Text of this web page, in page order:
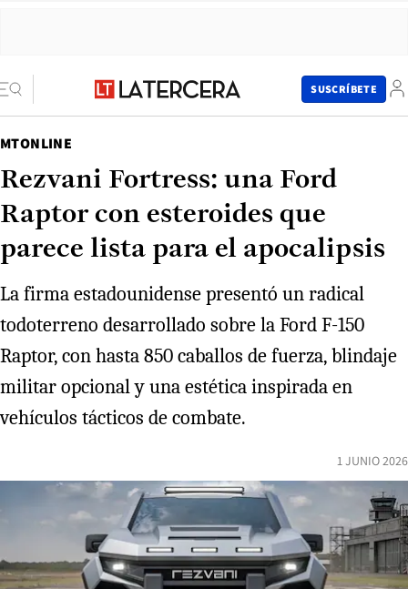
SUSCRÍBETE
MTONLINE
Rezvani Fortress: una Ford
Raptor con esteroides que
parece lista para el apocalipsis
La firma estadounidense presentó un radical
todoterreno desarrollado sobre la Ford F-150
Raptor, con hasta 850 caballos de fuerza, blindaje
militar opcional y una estética inspirada en
vehículos tácticos de combate.
1 JUNIO 2026